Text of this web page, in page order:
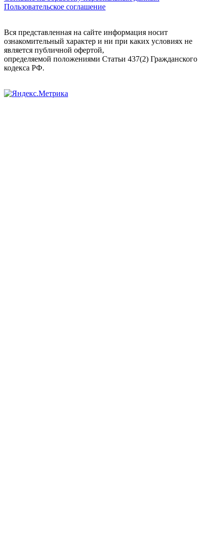
Пользовательское соглашение
Вся представленная на сайте информация носит
ознакомительный характер и ни при каких условиях не
является публичной офертой,
определяемой положениями Статьи 437(2) Гражданского
кодекса РФ.